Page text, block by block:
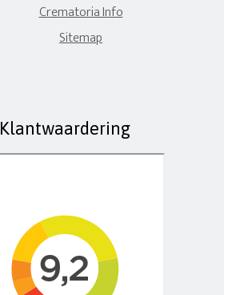
Crematoria Info
Sitemap
Klantwaardering